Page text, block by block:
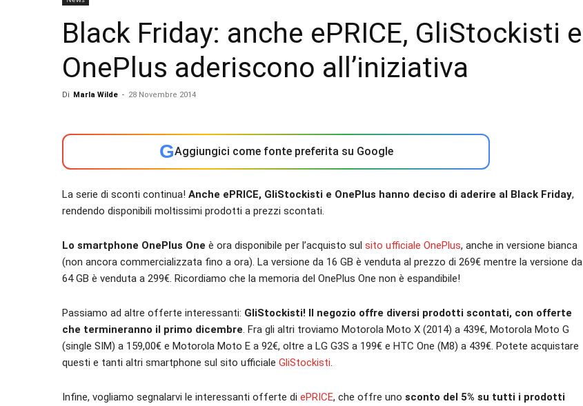
Black Friday: anche ePRICE, GliStockisti e
OnePlus aderiscono all’iniziativa
Di Marla Wilde - 28 Novembre 2014
GAggiungici come fonte preferita su Google
La serie di sconti continua! Anche ePRICE, GliStockisti e OnePlus hanno deciso di aderire al Black Friday,
rendendo disponibili moltissimi prodotti a prezzi scontati.
Lo smartphone OnePlus One è ora disponibile per l’acquisto sul sito ufficiale OnePlus, anche in versione bianca
(non ancora commercializzata fino a ora). La versione da 16 GB è venduta al prezzo di 269€ mentre la versione da
64 GB è venduta a 299€. Ricordiamo che la memoria del OnePlus One non è espandibile!
Passiamo ad altre offerte interessanti: GliStockisti! Il negozio offre diversi prodotti scontati, con offerte
che termineranno il primo dicembre. Fra gli altri troviamo Motorola Moto X (2014) a 439€, Motorola Moto G
(single SIM) a 159,00€ e Motorola Moto E a 92€, oltre a LG G3S a 199€ e HTC One (M8) a 439€. Potete acquistare
questi e tanti altri smartphone sul sito ufficiale GliStockisti.
Infine, vogliamo segnalarvi le interessanti offerte di ePRICE, che offre uno sconto del 5% su tutti i prodotti